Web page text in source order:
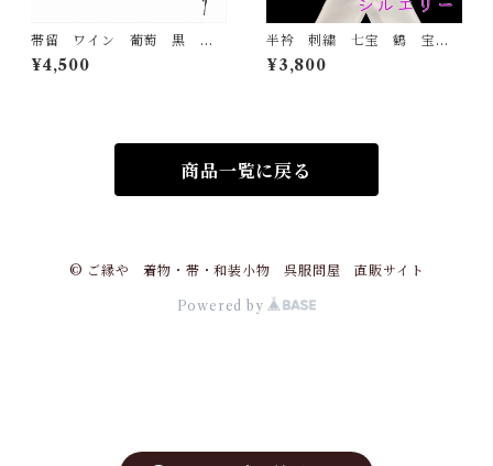
帯留 ワイン 葡萄 黒 花
しおり 大原商店 帯飾り
日本製 和装小物
¥4,500
半衿 刺繍 七宝 鶴 宝尽
くし 白地 シルエリー 新
合繊 日本製 刺繍衿 和装
¥3,800
商品一覧に戻る
© ご縁や 着物・帯・和装小物 呉服問屋 直販サイト
Powered by